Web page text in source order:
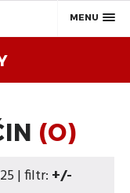
MENU
(O)
| filtr: +/-